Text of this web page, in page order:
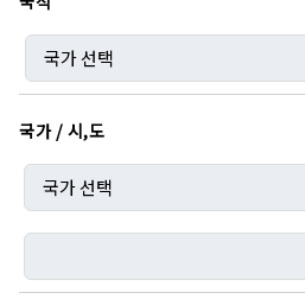
국가 / 시,도